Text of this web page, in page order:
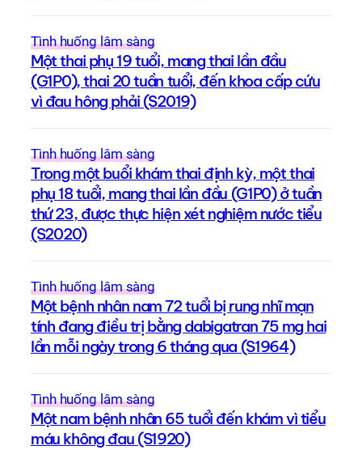
Tình huống lâm sàng
Một thai phụ 19 tuổi, mang thai lần đầu
(G1P0), thai 20 tuần tuổi, đến khoa cấp cứu
vì đau hông phải (S2019)
Tình huống lâm sàng
Trong một buổi khám thai định kỳ, một thai
phụ 18 tuổi, mang thai lần đầu (G1P0) ở tuần
thứ 23, được thực hiện xét nghiệm nước tiểu
(S2020)
Tình huống lâm sàng
Một bệnh nhân nam 72 tuổi bị rung nhĩ mạn
tính đang điều trị bằng dabigatran 75 mg hai
lần mỗi ngày trong 6 tháng qua (S1964)
Tình huống lâm sàng
Một nam bệnh nhân 65 tuổi đến khám vì tiểu
máu không đau (S1920)